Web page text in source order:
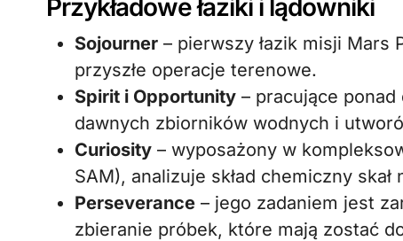
Przykładowe łaziki i lądowniki
Sojourner – pierwszy łazik misji Mars
przyszłe operacje terenowe.
Spirit i Opportunity – pracujące ponad
dawnych zbiorników wodnych i
Curiosity – wyposażony w
SAM), analizuje skład chemiczny skał
Perseverance – jego zadaniem jest
zbieranie próbek, które mają zostać